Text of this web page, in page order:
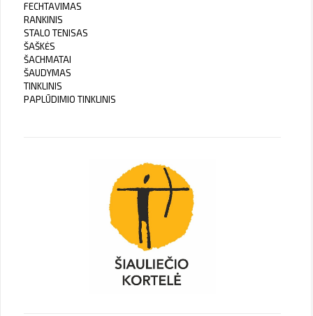
FECHTAVIMAS
RANKINIS
STALO TENISAS
ŠAŠKĖS
ŠACHMATAI
ŠAUDYMAS
TINKLINIS
PAPLŪDIMIO TINKLINIS